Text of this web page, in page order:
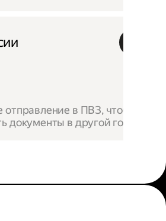
отправление в ПВЗ, чтобы
документы в другой город